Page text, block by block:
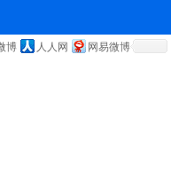
博 人人网 网易微博